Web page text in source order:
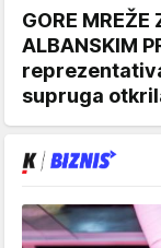
GORE MREŽE
ALBANSKIM
supruga